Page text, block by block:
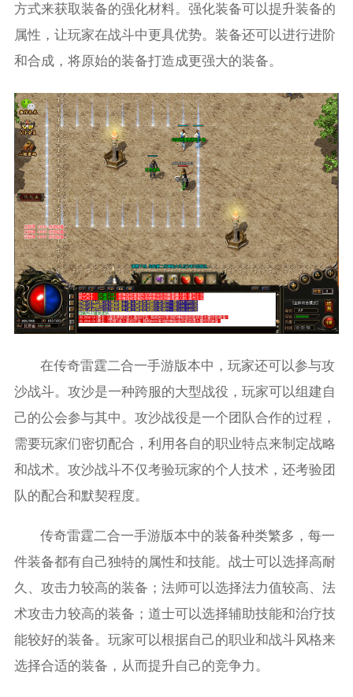
方式来获取装备的强化材料。强化装备可以提升装备的
属性，让玩家在战斗中更具优势。装备还可以进行进阶
和合成，将原始的装备打造成更强大的装备。
在传奇雷霆二合一手游版本中，玩家还可以参与攻
沙战斗。攻沙是一种跨服的大型战役，玩家可以组建自
己的公会参与其中。攻沙战役是一个团队合作的过程，
需要玩家们密切配合，利用各自的职业特点来制定战略
和战术。攻沙战斗不仅考验玩家的个人技术，还考验团
队的配合和默契程度。
传奇雷霆二合一手游版本中的装备种类繁多，每一
件装备都有自己独特的属性和技能。战士可以选择高耐
久、攻击力较高的装备；法师可以选择法力值较高、法
术攻击力较高的装备；道士可以选择辅助技能和治疗技
能较好的装备。玩家可以根据自己的职业和战斗风格来
选择合适的装备，从而提升自己的竞争力。